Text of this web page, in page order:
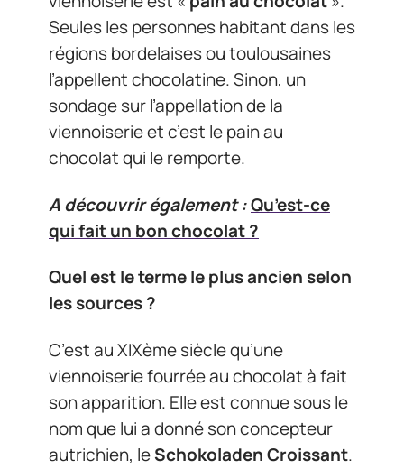
Seules les personnes habitant dans les
régions bordelaises ou toulousaines
l’appellent chocolatine. Sinon, un
sondage sur l’appellation de la
viennoiserie et c’est le pain au
chocolat qui le remporte.
A découvrir également :Qu’est-ce
qui fait un bon chocolat ?
Quel est le terme le plus ancien selon
les sources ?
C’est au XIXème siècle qu’une
viennoiserie fourrée au chocolat à fait
son apparition. Elle est connue sous le
nom que lui a donné son concepteur
autrichien, leSchokoladen Croissant.